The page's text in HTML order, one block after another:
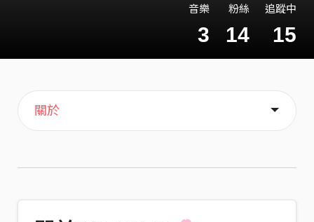
音樂
3
粉絲
14
追蹤中
15
主頁
音樂
喜歡
關於